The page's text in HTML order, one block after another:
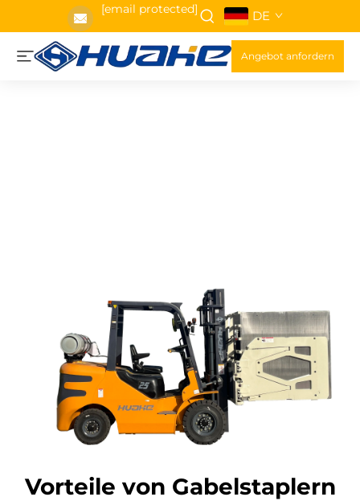
[email protected] DE
Angebot anfordern
Vorteile von Gabelstaplern